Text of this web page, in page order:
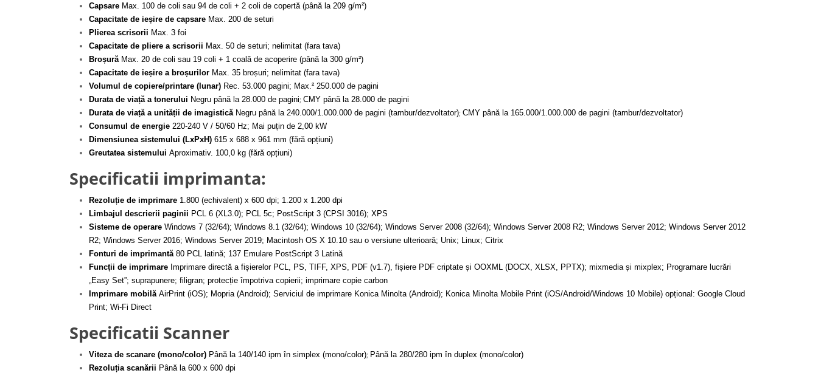
Capsare Max. 100 de coli sau 94 de coli + 2 coli de copertă (până la 209 g/m²)
Capacitate de ieșire de capsare Max. 200 de seturi
Plierea scrisorii Max. 3 foi
Capacitate de pliere a scrisorii Max. 50 de seturi; nelimitat (fara tava)
Broșură Max. 20 de coli sau 19 coli + 1 coală de acoperire (până la 300 g/m²)
Capacitate de ieșire a broșurilor Max. 35 broșuri; nelimitat (fara tava)
Volumul de copiere/printare (lunar) Rec. 53.000 pagini; Max.² 250.000 de pagini
Durata de viață a tonerului Negru până la 28.000 de pagini; CMY până la 28.000 de pagini
Durata de viață a unității de imagistică Negru până la 240.000/1.000.000 de pagini (tambur/dezvoltator); CMY până la 165.000/1.000.000 de pagini (tambur/dezvoltator)
Consumul de energie 220-240 V / 50/60 Hz; Mai puțin de 2,00 kW
Dimensiunea sistemului (LxPxH) 615 x 688 x 961 mm (fără opțiuni)
Greutatea sistemului Aproximativ. 100,0 kg (fără opțiuni)
Specificatii imprimanta:
Rezoluție de imprimare 1.800 (echivalent) x 600 dpi; 1.200 x 1.200 dpi
Limbajul descrierii paginii PCL 6 (XL3.0); PCL 5c; PostScript 3 (CPSI 3016); XPS
Sisteme de operare Windows 7 (32/64); Windows 8.1 (32/64); Windows 10 (32/64); Windows Server 2008 (32/64); Windows Server 2008 R2; Windows Server 2012; Windows Server 2012
R2; Windows Server 2016; Windows Server 2019; Macintosh OS X 10.10 sau o versiune ulterioară; Unix; Linux; Citrix
Fonturi de imprimantă 80 PCL latină; 137 Emulare PostScript 3 Latină
Funcții de imprimare Imprimare directă a fișierelor PCL, PS, TIFF, XPS, PDF (v1.7), fișiere PDF criptate și OOXML (DOCX, XLSX, PPTX); mixmedia și mixplex; Programare lucrări
„Easy Set”; suprapunere; filigran; protecție împotriva copierii; imprimare copie carbon
Imprimare mobilă AirPrint (iOS); Mopria (Android); Serviciul de imprimare Konica Minolta (Android); Konica Minolta Mobile Print (iOS/Android/Windows 10 Mobile) opțional: Google Cloud
Print; Wi-Fi Direct
Specificatii Scanner
Viteza de scanare (mono/color) Până la 140/140 ipm în simplex (mono/color); Până la 280/280 ipm în duplex (mono/color)
Rezoluția scanării Până la 600 x 600 dpi